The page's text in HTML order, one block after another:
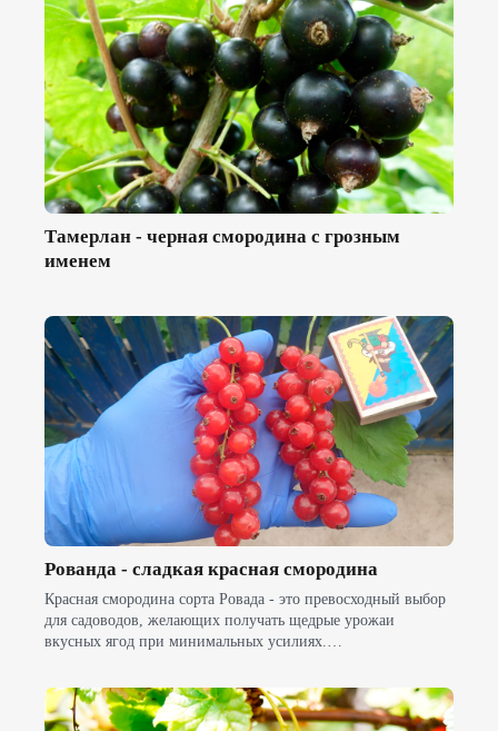
Тамерлан - черная смородина с грозным
именем
Рованда - сладкая красная смородина
Красная смородина сорта Ровада - это превосходный выбор
для садоводов, желающих получать щедрые урожаи
вкусных ягод при минимальных усилиях.…